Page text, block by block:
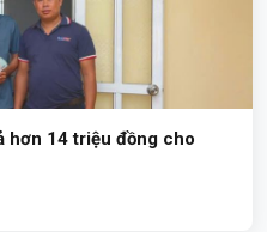
hơn 14 triệu đồng cho